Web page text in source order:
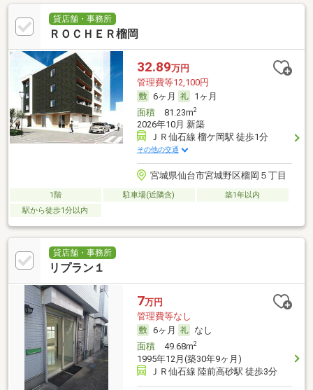
貸店舗・事務所
ＲＯＣＨＥＲ榴岡
32.89万円
管理費等12,100円
6ヶ月
1ヶ月
面積81.23m2
2026年10月 新築
ＪＲ仙石線 榴ケ岡駅 徒歩1分
その他の交通
宮城県仙台市宮城野区榴岡５丁目
1階 駐車場(近隣含)
築1年以内
駅から徒歩1分以内
貸店舗・事務所
リプラン１
7万円
管理費等なし
6ヶ月
なし
面積49.68m2
1995年12月(築30年9ヶ月)
ＪＲ仙石線 陸前高砂駅 徒歩3分